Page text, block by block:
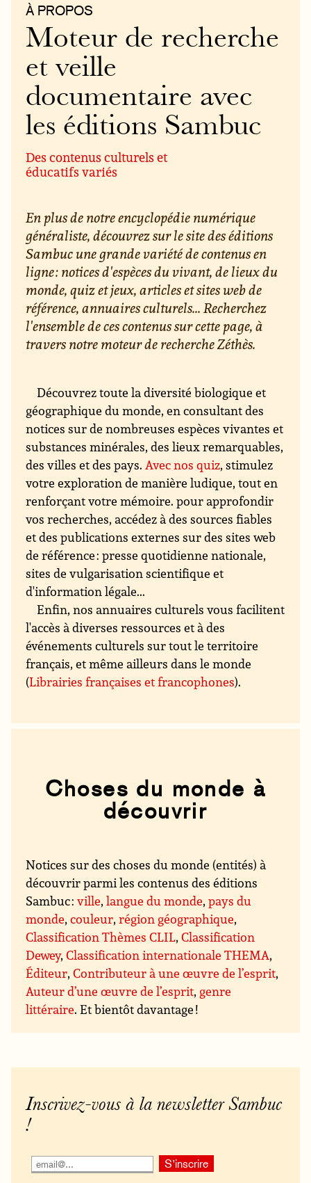
À PROPOS
Moteur de recherche
et veille
documentaire avec
les éditions Sambuc
Des contenus culturels et
éducatifs variés
En plus de notre encyclopédie numérique
généraliste, découvrez sur le site des éditions
Sambuc une grande variété de contenus en
ligne : notices d'espèces du vivant, de lieux du
monde, quiz et jeux, articles et sites web de
référence, annuaires culturels... Recherchez
l'ensemble de ces contenus sur cette page, à
travers notre moteur de recherche Zéthès.
Découvrez toute la diversité biologique et
géographique du monde, en consultant des
notices sur de nombreuses espèces vivantes et
substances minérales, des lieux remarquables,
des villes et des pays.Avec nos quiz, stimulez
votre exploration de manière ludique, tout en
renforçant votre mémoire. pour approfondir
vos recherches, accédez à des sources fiables
et des publications externes sur des sites web
de référence : presse quotidienne nationale,
sites de vulgarisation scientifique et
d'information légale...
Enfin, nos annuaires culturels vous facilitent
l'accès à diverses ressources et à des
événements culturels sur tout le territoire
français, et même ailleurs dans le monde
(Librairies françaises et francophones).
Choses du monde à
découvrir
Notices sur des choses du monde (entités) à
découvrir parmi les contenus des éditions
Sambuc :ville,langue du monde,pays du
monde,couleur,région géographique,
Classification Thèmes CLIL,Classification
Dewey,Classification internationale THEMA,
Éditeur,Contributeur à une œuvre de l’esprit,
Auteur d’une œuvre de l’esprit, genre
littéraire. Et bientôt davantage !
Inscrivez-vous à la newsletter Sambuc
!